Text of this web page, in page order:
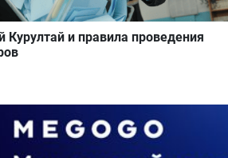
Курултай и правила проведения